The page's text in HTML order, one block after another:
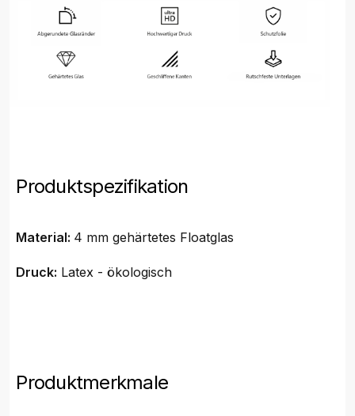
Produktspezifikation
Material: 4 mm gehärtetes Floatglas
Druck: Latex - ökologisch
Produktmerkmale